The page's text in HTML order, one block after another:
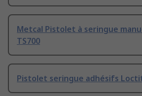
Metcal Pistolet à seringue
TS700
Pistolet seringue adhésifs